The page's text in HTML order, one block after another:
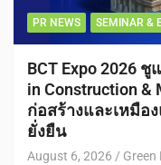
PR NEWS SEMINAR &
BCT Expo 2026
in Construction
ก่อสร้างและเหมือ
ยั่งยืน
August 6, 2026